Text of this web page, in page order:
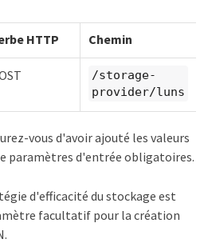
HTTP Chemin
/storage-
provider/luns
vous d'avoir ajouté les valeurs
paramètres d'entrée obligatoires.
d'efficacité du stockage est
facultatif pour la création